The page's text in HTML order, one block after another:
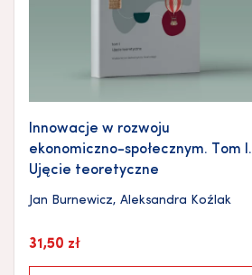
Innowacje w rozwoju
ekonomiczno-społecznym. Tom I.
Ujęcie teoretyczne
Jan Burnewicz, Aleksandra Koźlak
31,50 zł